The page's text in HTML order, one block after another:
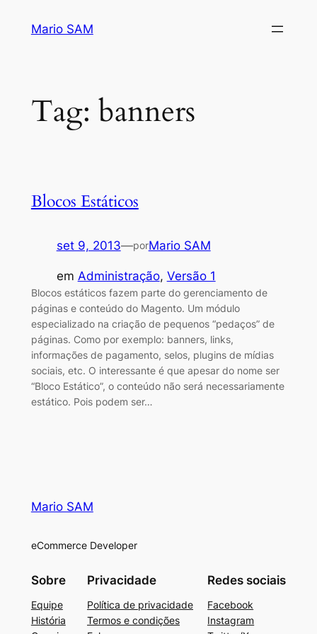
Mario SAM
Tag: banners
Blocos Estáticos
set 9, 2013—porMario SAM
em Administração, Versão 1
Blocos estáticos fazem parte do gerenciamento de
páginas e conteúdo do Magento. Um módulo
especializado na criação de pequenos “pedaços” de
páginas. Como por exemplo: banners, links,
informações de pagamento, selos, plugins de mídias
sociais, etc. O interessante é que apesar do nome ser
“Bloco Estático”, o conteúdo não será necessariamente
estático. Pois podem ser…
Mario SAM
eCommerce Developer
Sobre
Equipe
História
Privacidade
Política de privacidade
Termos e condições
Redes sociais
Facebook
Instagram